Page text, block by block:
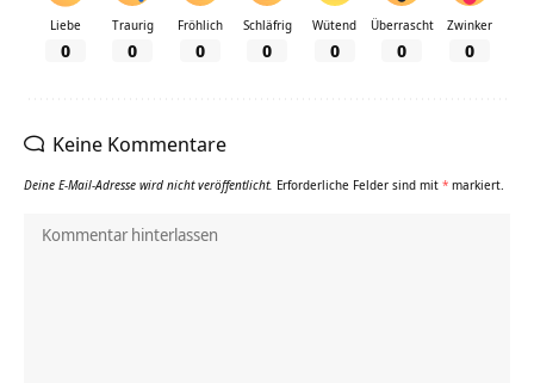
Liebe
0
Traurig
0
Fröhlich
0
Schläfrig
0
Wütend
0
Überrascht
0
Zwinker
0
Keine Kommentare
Deine E-Mail-Adresse wird nicht veröffentlicht. Erforderliche Felder sind mit * markiert.